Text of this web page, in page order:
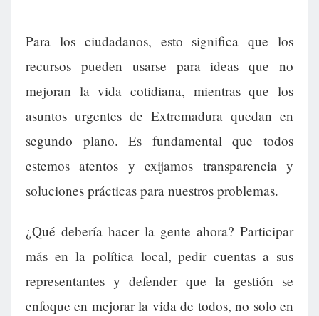
Para los ciudadanos, esto significa que los
recursos pueden usarse para ideas que no
mejoran la vida cotidiana, mientras que los
asuntos urgentes de Extremadura quedan en
segundo plano. Es fundamental que todos
estemos atentos y exijamos transparencia y
soluciones prácticas para nuestros problemas.
¿Qué debería hacer la gente ahora? Participar
más en la política local, pedir cuentas a sus
representantes y defender que la gestión se
enfoque en mejorar la vida de todos, no solo en